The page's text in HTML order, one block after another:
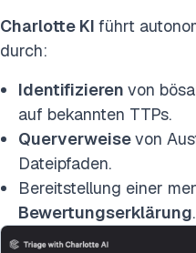
Charlotte KI führt
durch:
Identifizieren von
auf bekannten TTPs.
Querverweisevon
Dateipfaden.
Bereitstellung einer
Bewertungserklärung.